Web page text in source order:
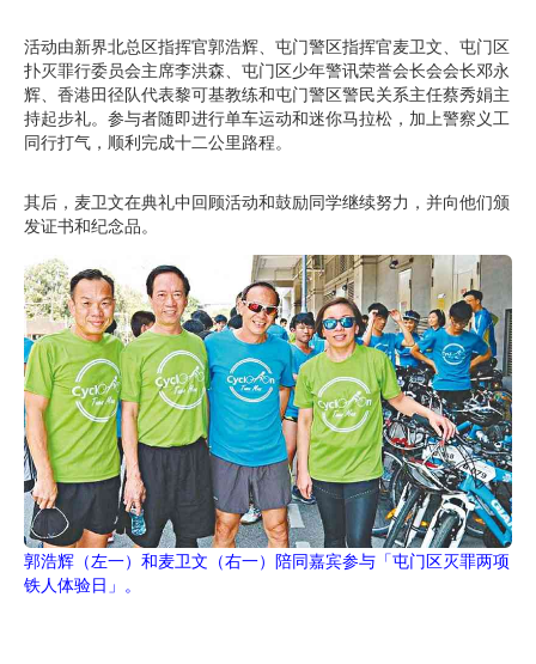
活动由新界北总区指挥官郭浩辉、屯门警区指挥官麦卫文、屯门区
扑灭罪行委员会主席李洪森、屯门区少年警讯荣誉会长会会长邓永
辉、香港田径队代表黎可基教练和屯门警区警民关系主任蔡秀娟主
持起步礼。参与者随即进行单车运动和迷你马拉松，加上警察义工
同行打气，顺利完成十二公里路程。
其后，麦卫文在典礼中回顾活动和鼓励同学继续努力，并向他们颁
发证书和纪念品。
郭浩辉（左一）和麦卫文（右一）陪同嘉宾参与「屯门区灭罪两项
铁人体验日」。